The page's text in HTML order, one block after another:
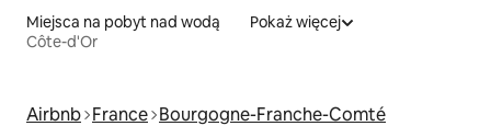
Miejsca na pobyt nad wodą
Côte-d'Or
Pokaż więcej
Airbnb France Bourgogne-Franche-Comté